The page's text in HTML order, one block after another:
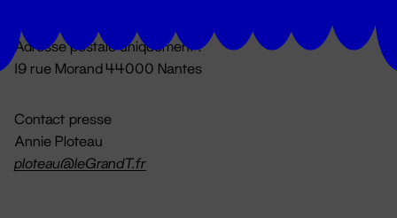
Adresse postale uniquement :
19 rue Morand 44000 Nantes
Contact presse
Annie Ploteau
ploteau@leGrandT.fr